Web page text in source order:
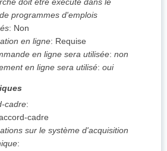
doit être exécuté dans le
programmes d'emplois
: Non
en ligne: Requise
en ligne sera utilisée: non
en ligne sera utilisé: oui
cadre:
cadre
sur le système d'acquisition
: